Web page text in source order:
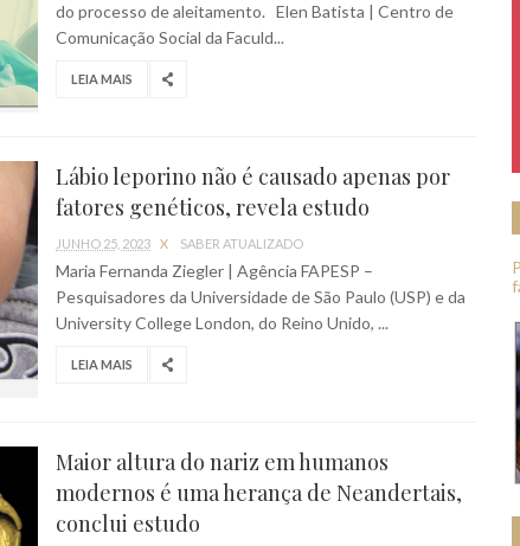
do processo de aleitamento. Elen Batista | Centro de
Comunicação Social da Faculd...
LEIA MAIS
Lábio leporino não é causado apenas por
fatores genéticos, revela estudo
JUNHO 25, 2023 X SABER ATUALIZADO
Maria Fernanda Ziegler | Agência FAPESP –
Pesquisadores da Universidade de São Paulo (USP) e da
University College London, do Reino Unido, ...
LEIA MAIS
Maior altura do nariz em humanos
modernos é uma herança de Neandertais,
conclui estudo